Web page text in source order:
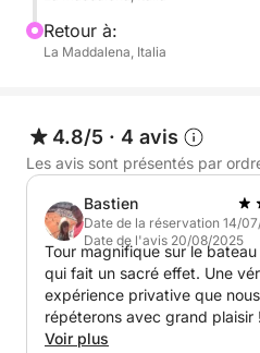
Pour l'excursion en Corse
300 € est appliqué.
De La Maddalena, Palau ou
ATTENTION !
Départs de Poltu Quatu : +
Départs de Palau : + 70 €
À BORD :
Retour à:
La Maddalena, Italia
4.8/5 · 4 avis
Les avis sont présentés par
Bastien
Date de la réservation 14/
Date de l'avis 20/08/2025
Tour magnifique sur le
qui fait un sacré effet. Une
expérience privative que nous
répéterons avec grand plaisir !
Voir plus